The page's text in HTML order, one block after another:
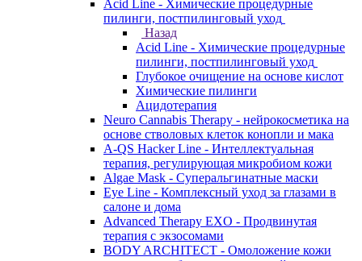
Acid Line - Химические процедурные
пилинги, постпилинговый уход
Назад
Acid Line - Химические процедурные
пилинги, постпилинговый уход
Глубокое очищение на основе кислот
Химические пилинги
Ацидотерапия
Neuro Cannabis Therapy - нейрокосметика на
основе стволовых клеток конопли и мака
A-QS Hacker Line - Интеллектуальная
терапия, регулирующая микробиом кожи
Algae Mask - Суперальгинатные маски
Eye Line - Комплексный уход за глазами в
салоне и дома
Advanced Therapy EXO - Продвинутая
терапия с экзосомами
BODY ARCHITECT - Омоложение кожи